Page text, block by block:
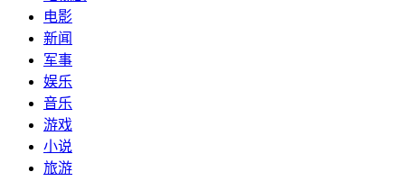
电影
新闻
军事
娱乐
音乐
游戏
小说
旅游